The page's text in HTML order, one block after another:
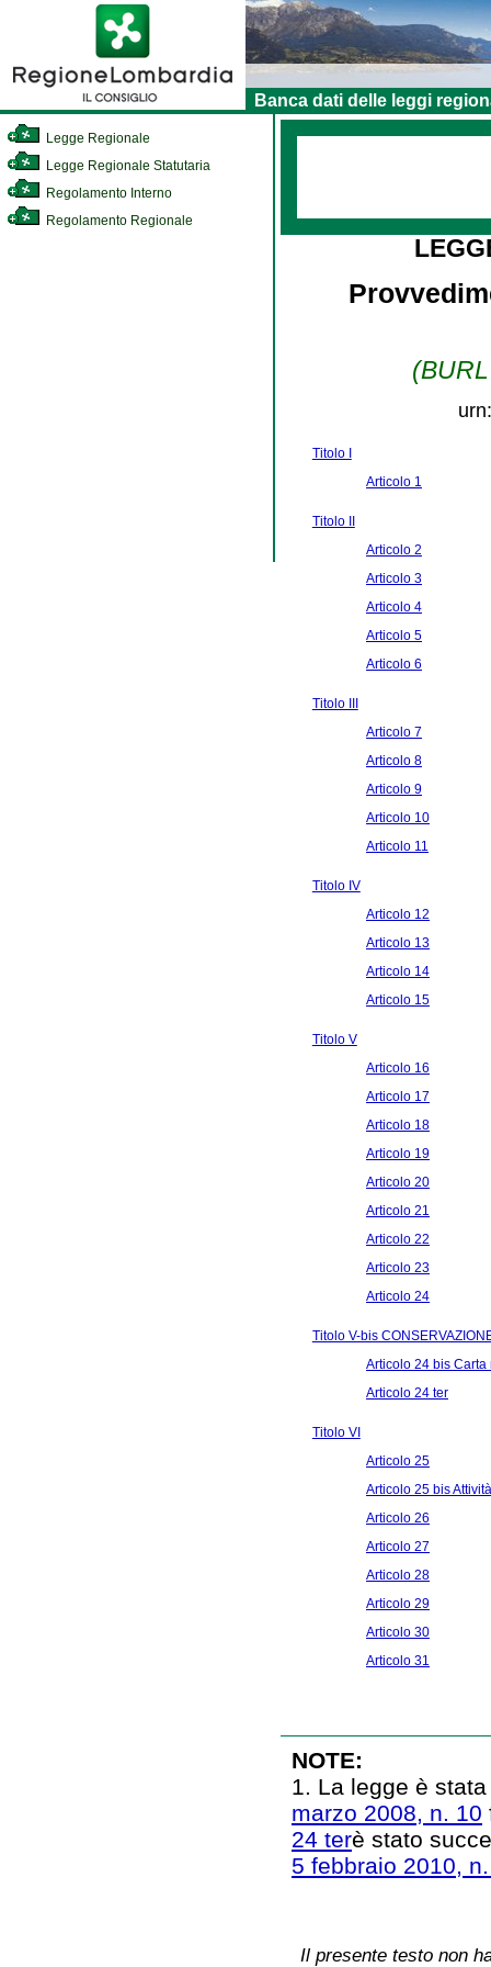
Banca dati delle leggi
Legge Regionale
Legge Regionale Statutaria
Regolamento Interno
Regolamento Regionale
Titolo I
Articolo 1
Titolo II
Articolo 2
Articolo 3
Articolo 4
Articolo 5
Articolo 6
Titolo III
Articolo 7
Articolo 8
Articolo 9
Articolo 10
Articolo 11
Titolo IV
Articolo 12
Articolo 13
Articolo 14
Articolo 15
Titolo V
Articolo 16
Articolo 17
Articolo 18
Articolo 19
Articolo 20
Articolo 21
Articolo 22
Articolo 23
Articolo 24
Titolo V-bis
Articolo 24 bis
Articolo 24 ter
Titolo VI
Articolo 25
Articolo 25 bis
Articolo 26
Articolo 27
Articolo 28
Articolo 29
Articolo 30
Articolo 31
NOTE:
1. La legge è
marzo 2008, n. 10
24 terè stato
5 febbraio 2010,
Il presente testo non